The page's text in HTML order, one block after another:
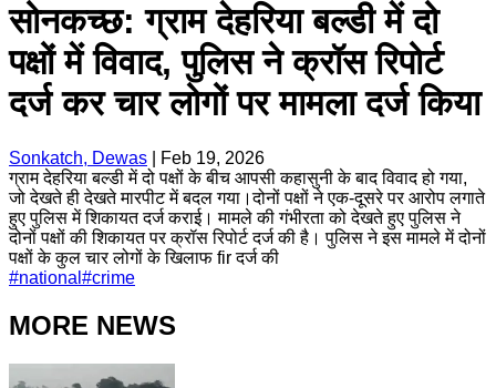
सोनकच्छ: ग्राम देहरिया बल्डी में दो
पक्षों में विवाद, पुलिस ने क्रॉस रिपोर्ट
दर्ज कर चार लोगों पर मामला दर्ज किया
Sonkatch, Dewas
Feb 19, 2026
ग्राम देहरिया बल्डी में दो पक्षों के बीच आपसी कहासुनी के बाद विवाद हो गया,
जो देखते ही देखते मारपीट में बदल गया।दोनों पक्षों ने एक-दूसरे पर आरोप लगाते
हुए पुलिस में शिकायत दर्ज कराई। मामले की गंभीरता को देखते हुए पुलिस ने
दोनों पक्षों की शिकायत पर क्रॉस रिपोर्ट दर्ज की है। पुलिस ने इस मामले में दोनों
पक्षों के कुल चार लोगों के खिलाफ fir दर्ज की
#national #crime
MORE NEWS